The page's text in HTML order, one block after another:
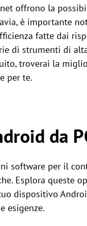
offrono la
è importante
fatte dai
di strumenti di
troverai la
per te.
da
software per il
Esplora queste
dispositivo
esigenze.